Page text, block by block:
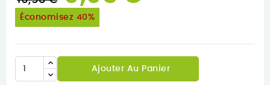
Économisez 40%
Ajouter Au Panier